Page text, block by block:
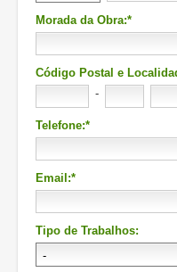
Morada da Obra:*
Código Postal e
-
Telefone:*
Email:*
Tipo de Trabalhos: